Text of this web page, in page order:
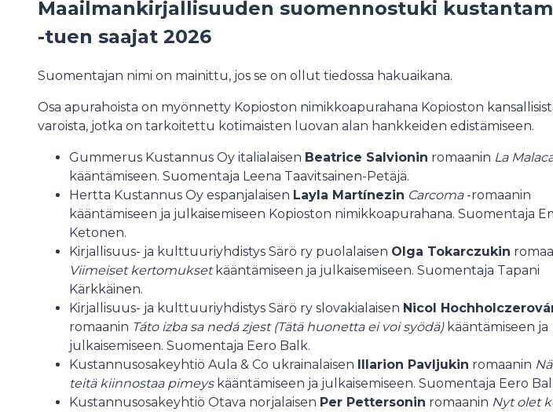
Maailmankirjallisuuden suomennostuki
-tuen saajat 2026
Suomentajan nimi on mainittu, jos se on ollut tiedossa hakuaikana.
Osa apurahoista on myönnetty Kopioston nimikkoapurahana Kopioston
varoista, jotka on tarkoitettu kotimaisten luovan alan hankkeiden edistämiseen.
Gummerus Kustannus Oy italialaisen Beatrice Salvionin romaanin La
kääntämiseen. Suomentaja Leena Taavitsainen-Petäjä.
Hertta Kustannus Oy espanjalaisen Layla Martínezin Carcoma-romaanin
kääntämiseen ja julkaisemiseen Kopioston nimikkoapurahana. Suomentaja
Ketonen.
Kirjallisuus- ja kulttuuriyhdistys Särö ry puolalaisen Olga Tokarczukin
Viimeiset kertomuksetkääntämiseen ja julkaisemiseen. Suomentaja Tapani
Kärkkäinen.
Kirjallisuus- ja kulttuuriyhdistys Särö ry slovakialaisen Nicol
romaanin Táto izba sa nedá zjest (Tätä huonetta ei voi syödä)kääntämiseen ja
julkaisemiseen. Suomentaja Eero Balk.
Kustannusosakeyhtiö Aula & Co ukrainalaisen Illarion Pavljukin romaanin
teitä kiinnostaa pimeyskääntämiseen ja julkaisemiseen. Suomentaja Eero
Kustannusosakeyhtiö Otava norjalaisen Per Pettersonin romaanin Nyt olet